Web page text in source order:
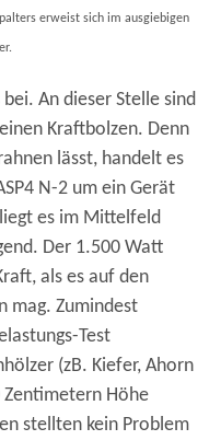
erweist sich im ausgiebigen
An dieser Stelle sind
Kraftbolzen. Denn
lässt, handelt es
N-2 um ein Gerät
es im Mittelfeld
Der 1.500 Watt
als es auf den
mag. Zumindest
Test
(zB. Kiefer, Ahorn
Höhe
stellten kein Problem